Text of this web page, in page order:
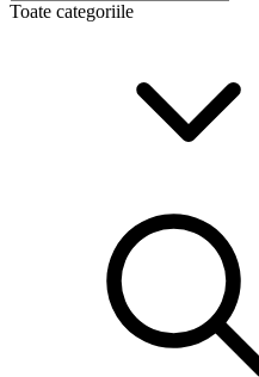
Toate categoriile